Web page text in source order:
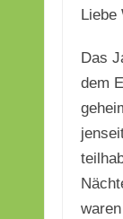
Liebe
Das
dem